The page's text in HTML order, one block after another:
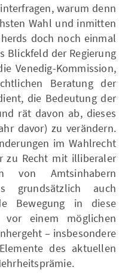
warum denn
Wahl und inmitten
doch noch einmal
Blickfeld der Regierung
Venedig-Kommission,
Beratung der
die Bedeutung der
rät davon ab, dieses
davor) zu verändern.
im Wahlrecht
zu Recht mit illiberaler
von Amtsinhabern
grundsätzlich auch
Bewegung in diese
vor einem möglichen
– insbesondere
des aktuellen